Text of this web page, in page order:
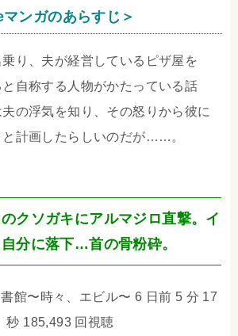
ンガのあらすじ＞
り、夫が経営しているピザ屋を
自称する人物がかたっている話
の浮気を知り、その怒りから彼に
計画したらしいのだが……。
のクソガキにアルマジロ直撃。イ
分に落下…首の骨粉砕。
館〜時々、エビル〜 6 日前 5 分 17
秒 185,493 回視聴